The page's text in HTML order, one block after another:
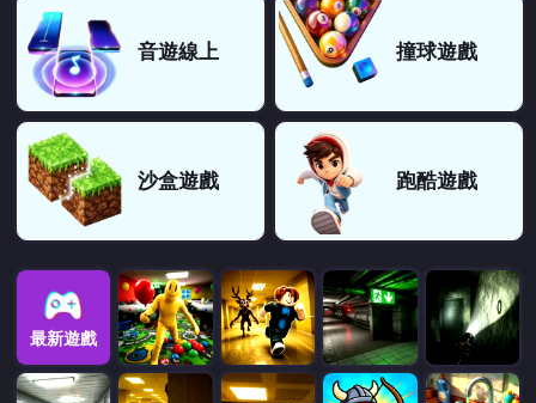
音遊線上 撞球遊戲
沙盒遊戲 跑酷遊戲
最新遊戲